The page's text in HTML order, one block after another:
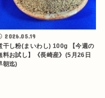
2026.05.19
干し粉(まいわし) 100g 【今週の
料お試し】《長崎産》(5月26日
朝迄)